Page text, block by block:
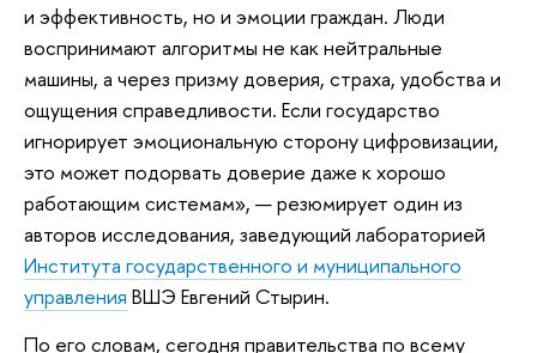
и эффективность, но и эмоции граждан. Люди
воспринимают алгоритмы не как нейтральные
машины, а через призму доверия, страха, удобства и
ощущения справедливости. Если государство
игнорирует эмоциональную сторону цифровизации,
это может подорвать доверие даже к хорошо
работающим системам», — резюмирует один из
авторов исследования, заведующий лабораторией
Института государственного и муниципального
управления ВШЭ Евгений Стырин.
По его словам, сегодня правительства по всему